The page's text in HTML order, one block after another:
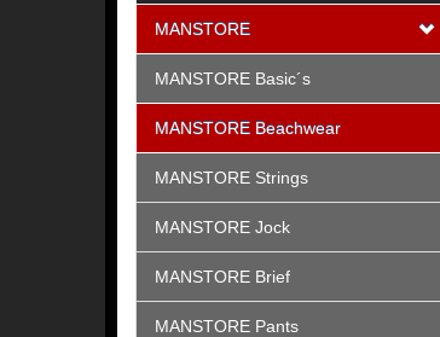
MANSTORE
MANSTORE Basic´s
MANSTORE Beachwear
MANSTORE Strings
MANSTORE Jock
MANSTORE Brief
MANSTORE Pants